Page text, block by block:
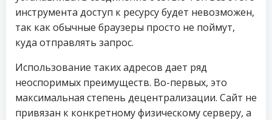
инструмента доступ к ресурсу будет невозможен,
так как обычные браузеры просто не поймут,
куда отправлять запрос.
Использование таких адресов дает ряд
неоспоримых преимуществ. Во-первых, это
максимальная степень децентрализации. Сайт не
привязан к конкретному физическому серверу, а